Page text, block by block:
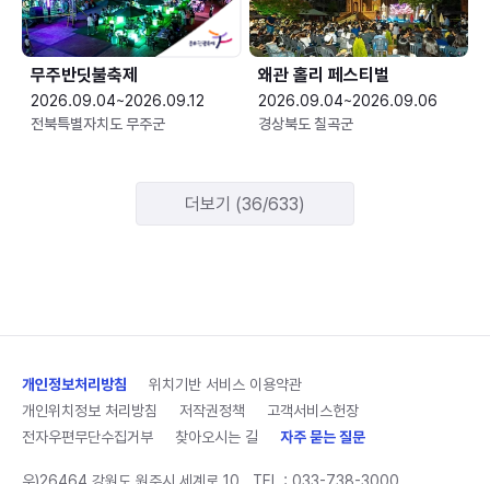
무주반딧불축제
2026.09.04~2026.09.12
전북특별자치도 무주군
왜관 홀리 페스티벌
2026.09.04~2026.09.06
경상북도 칠곡군
더보기 (36/633)
개인정보처리방침
위치기반 서비스 이용약관
개인위치정보 처리방침
저작권정책
고객서비스헌장
전자우편무단수집거부
찾아오시는 길 자주 묻는 질문